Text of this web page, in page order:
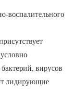
воспалительного
вирусов
лидирующие